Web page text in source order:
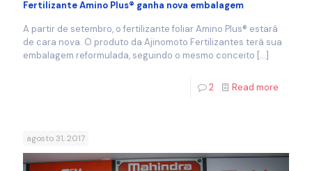
Fertilizante Amino Plus® ganha nova embalagem
A partir de setembro, o fertilizante foliar Amino Plus® estará
de cara nova. O produto da Ajinomoto Fertilizantes terá sua
embalagem reformulada, seguindo o mesmo conceito […]
2 Read more
agosto 31, 2017